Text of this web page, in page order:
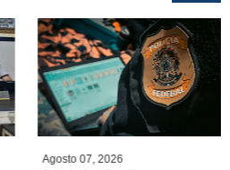
Agosto 07, 2026
P
r
e
v
N
t